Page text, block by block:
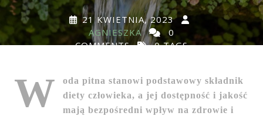
21 KWIETNIA, 2023
AGNIESZKA
0
COMMENTS
0 TAGS
W
oda pitna stanowi podstawowy składnik
diety człowieka, a jej dostępność i jakość
mają bezpośredni wpływ na zdrowie i